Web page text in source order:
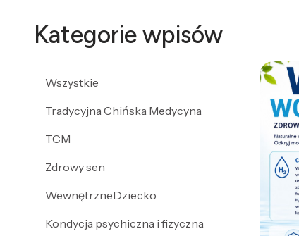
Kategorie wpisów
Wszystkie
Tradycyjna Chińska Medycyna
TCM
Zdrowy sen
WewnętrzneDziecko
Kondycja psychiczna i fizyczna